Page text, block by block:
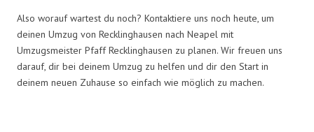
Also worauf wartest du noch? Kontaktiere uns noch heute, um
deinen Umzug von Recklinghausen nach Neapel mit
Umzugsmeister Pfaff Recklinghausen zu planen. Wir freuen uns
darauf, dir bei deinem Umzug zu helfen und dir den Start in
deinem neuen Zuhause so einfach wie möglich zu machen.